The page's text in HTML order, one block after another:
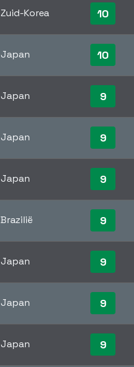
Zuid-Korea 10
Japan 10
Japan 9
Japan 9
Japan 9
Brazilië 9
Japan 9
Japan 9
Japan 9